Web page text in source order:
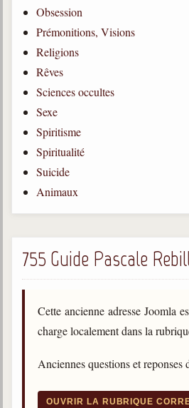
Léon Denis
1846-1927
Gabriel Delanne
1857-1926
Chico Xavier
1910-2002
Divaldo Franco
1927-2025
Bibliothèque
Bibliothèque spirite
Documents
Bulletins "Le Spiritisme"
trimestrielles
Sujets du mois
Obsession
Prémonitions, Visions
Religions
Rêves
Sciences occultes
Sexe
Spiritisme
Spiritualité
Suicide
Animaux
755 Guide Pascale
Cette ancienne adresse Joomla
charge localement dans la
Anciennes questions et reponses
OUVRIR LA RUBRIQUE